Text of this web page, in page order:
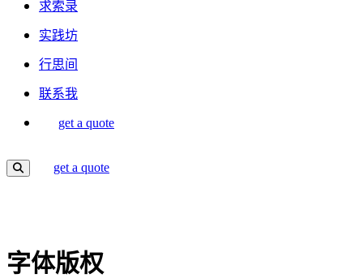
求索录
实践坊
行思间
联系我
get a quote
get a quote
字体版权